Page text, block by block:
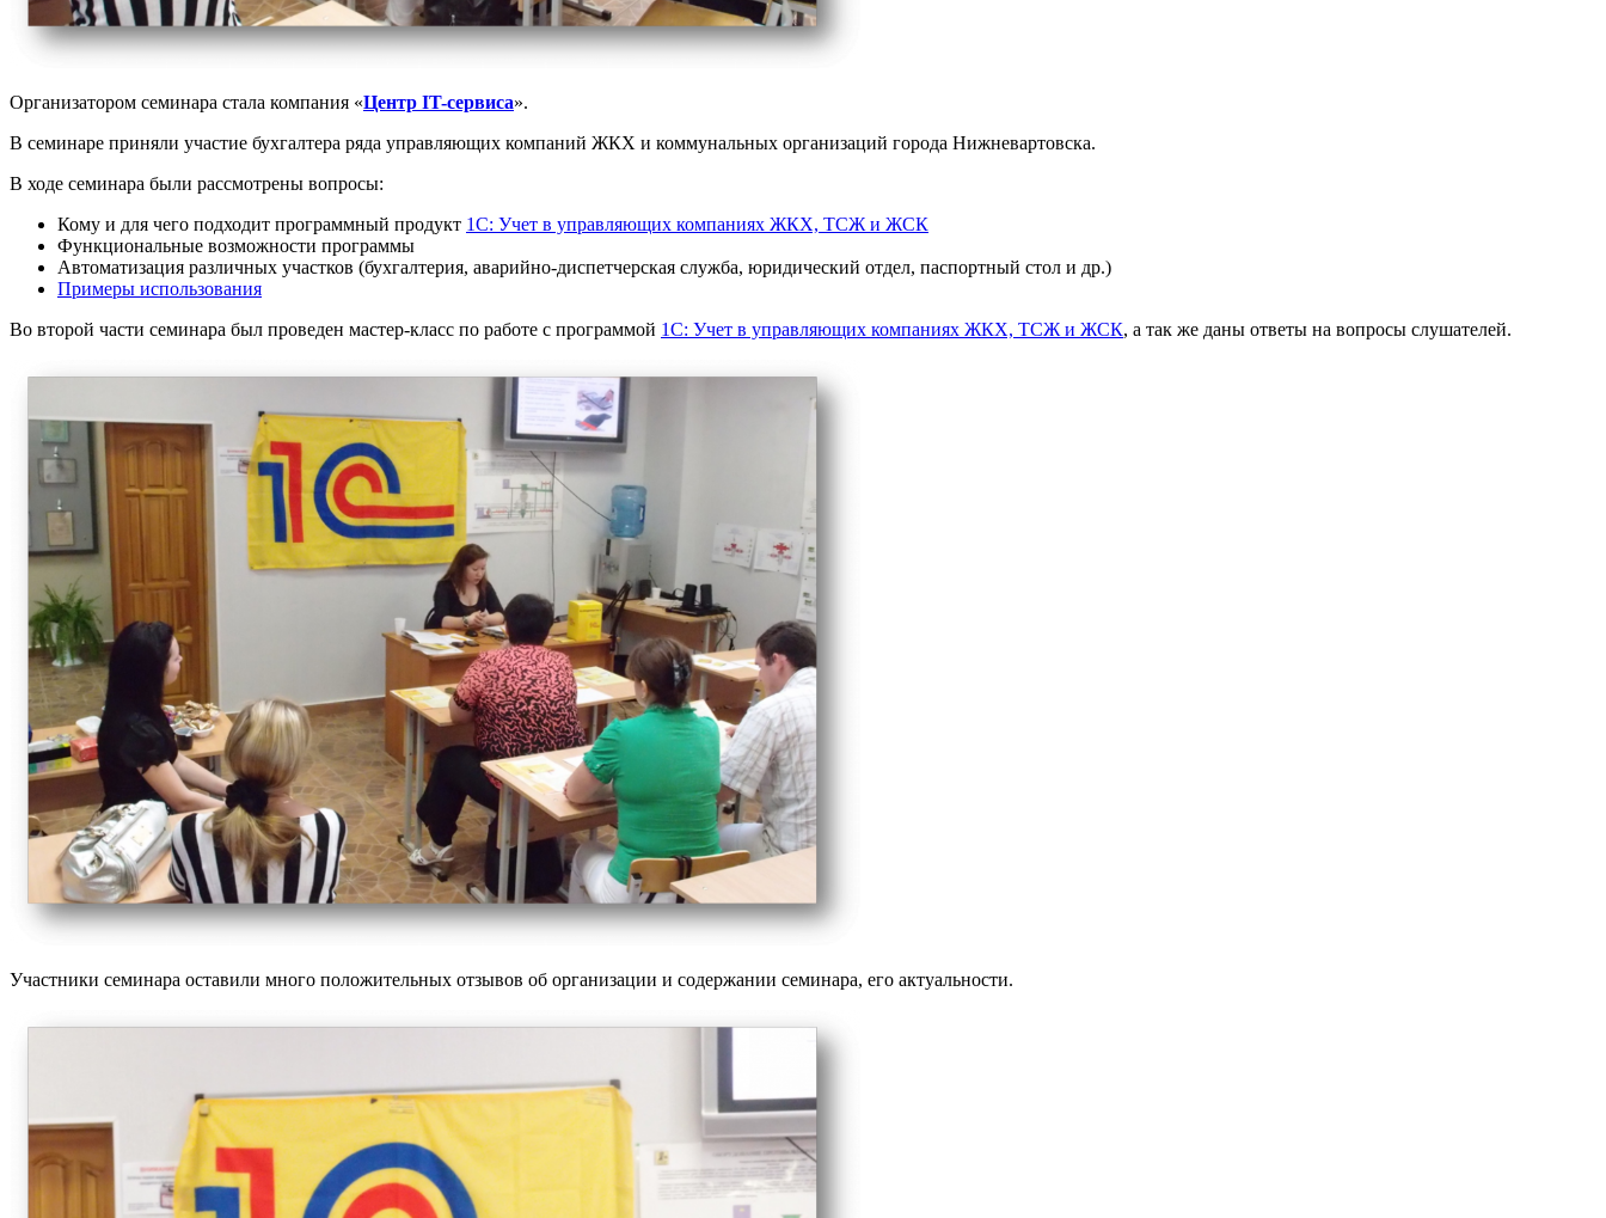
Организатором семинара стала компания «Центр IT-сервиса».
В семинаре приняли участие бухгалтера ряда управляющих компаний ЖКХ и коммунальных организаций города Нижневартовска.
В ходе семинара были рассмотрены вопросы:
Кому и для чего подходит программный продукт 1С: Учет в управляющих компаниях ЖКХ, ТСЖ и ЖСК
Функциональные возможности программы
Автоматизация различных участков (бухгалтерия, аварийно-диспетчерская служба, юридический отдел, паспортный стол и др.)
Примеры использования
Во второй части семинара был проведен мастер-класс по работе с программой 1С: Учет в управляющих компаниях ЖКХ, ТСЖ и ЖСК, а так же даны ответы на вопросы слушателей.
Участники семинара оставили много положительных отзывов об организации и содержании семинара, его актуальности.